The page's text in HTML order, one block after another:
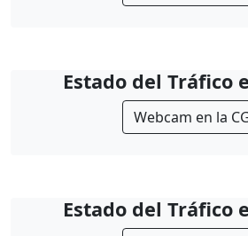
Estado del Tráfico
Webcam en la
Estado del Tráfico